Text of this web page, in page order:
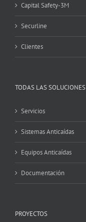
Capital Safety-3M
Securline
Clientes
TODAS LAS SOLUCIONES
Servicios
Sistemas Anticaídas
Equipos Anticaídas
Documentación
PROYECTOS